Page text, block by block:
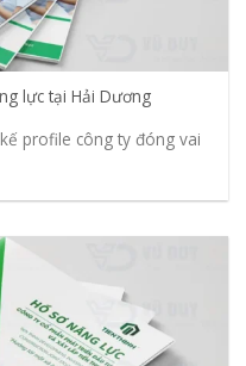
lực tại Hải Dương
profile công ty đóng vai